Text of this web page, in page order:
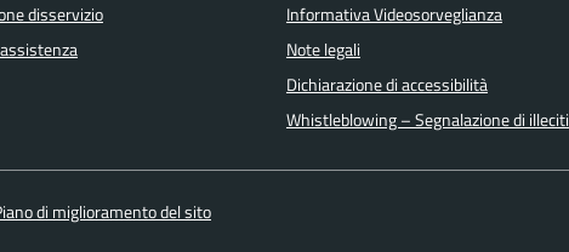
disservizio
Informativa Videosorveglianza
Note legali
Dichiarazione di accessibilità
Whistleblowing – Segnalazione di illeciti
di miglioramento del sito